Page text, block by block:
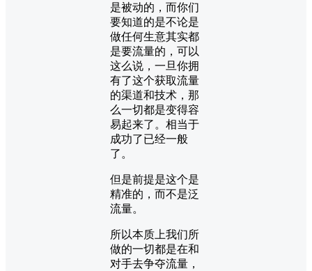
是被动的，而你们
要知道的是不论是
做任何生意其实都
是要流量的，可以
这么说，一旦你拥
有了这个获取流量
的渠道和技术，那
么一切都是变得容
易起来了。相当于
成功了已经一般
了。
但是前提是这个是
精准的，而不是泛
流量。
所以本质上我们所
做的一切都是在和
对手去争夺流量，